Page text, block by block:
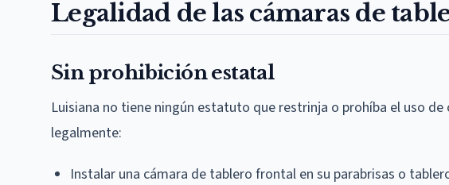
Legalidad de las cámaras de
Sin prohibición estatal
Luisiana no tiene ningún estatuto que restrinja o prohíba el uso
legalmente:
Instalar una cámara de tablero frontal en su parabrisas o